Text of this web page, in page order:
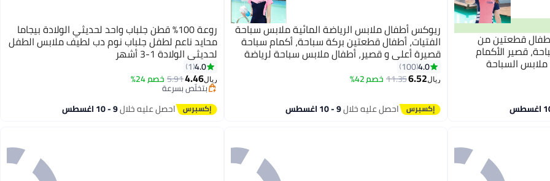
قطعتين من
قصير الأكمام
السباحة
جاف سريع، حماية
بركة/حديقة
5
ريوكس أطفال ملابس الرياضة المائية ملابس سباحة
الفتيات، أطفال قطعتين بركة سباحة، أكمام سباحة
قصيرة أعلى و قصير، أطفال ملابس سباحة لرياضة
المياه، ملابس حمام جاف سريع، حماية الشمس
ملابس سباحة شاطئ/بركة/ماء حديقة
4.0
100
ريال6.52
11.35خصم 42%
احصل عليه خلال9 - 10 اغسطس
روعة 100% قطن جلباب واحد لحديثي الولادة بيجاما
محايد ناعم لطفل جلباب نوم دب لطيف ملابس الطفل
لحديثي الولادة 1-3 أشهر
4.0
1
ريال4.46
5.91خصم 24%
بتخلّص بسرعة
بتخلّص بسرعة
احصل عليه خلال9 - 10 اغسطس